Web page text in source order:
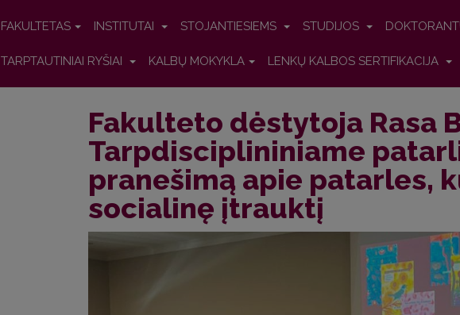
FAKULTETAS INSTITUTAI STOJANTIESIEMS STUDIJOS
TARPTAUTINIAI RYŠIAI KALBŲ MOKYKLA LENKŲ KALBOS SERTIFIKACIJA
Fakulteto dėstytoja Rasa
Tarpdisciplininiame
pranešimą apie patarles,
socialinę įtrauktį